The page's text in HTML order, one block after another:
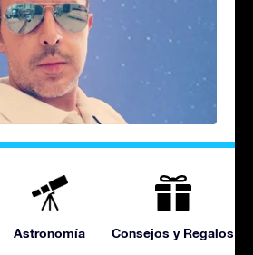
Astronomía Consejos y Regalos